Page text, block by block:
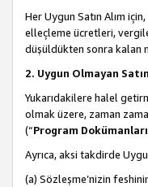
Her Uygun Satın Alım
elleçleme ücretleri,
düşüldükten sonra kalan
2. Uygun Olmayan
Yukarıdakilere halel
olmak üzere, zaman
(“Program Dokümanları
Ayrıca, aksi takdirde
(a) Sözleşme’nizin